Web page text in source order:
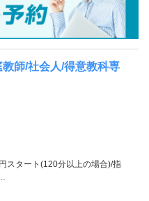
師/社会人/得意教科専
スタート(120分以上の場合)/指